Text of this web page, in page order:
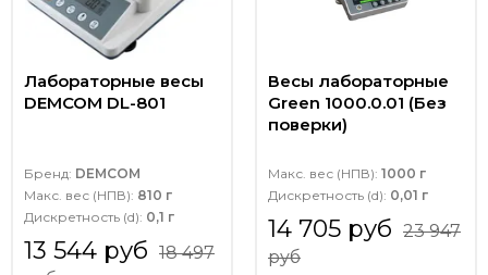
Лабораторные весы
DEMCOM DL-801
Бренд: DEMCOM
Макс. вес (НПВ): 810 г
Дискретность (d): 0,1 г
13 544 руб 18 497
Весы лабораторные
Green 1000.0.01 (Без
поверки)
Макс. вес (НПВ): 1000 г
Дискретность (d): 0,01 г
14 705 руб 23 947
руб